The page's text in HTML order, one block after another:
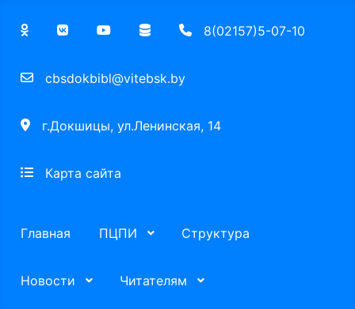
8(02157)5-07-10
cbsdokbibl@vitebsk.by
г.Докшицы, ул.Ленинская, 14
Карта сайта
Главная ПЦПИ Структура
Новости Читателям